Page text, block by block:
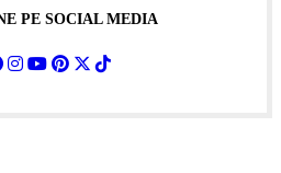
PE SOCIAL MEDIA